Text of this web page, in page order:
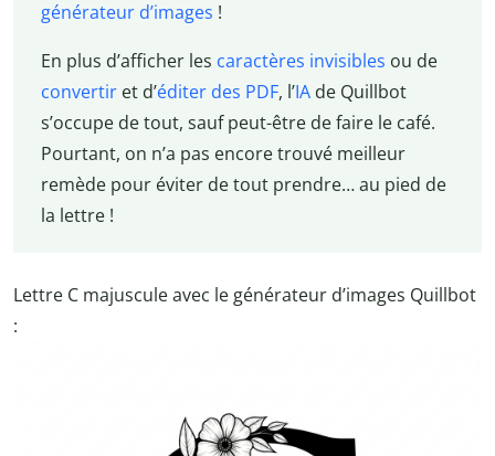
générateur d’images !
En plus d’afficher les caractères invisibles ou de
convertiret d’éditer des PDF, l’IAde Quillbot
s’occupe de tout, sauf peut-être de faire le café.
Pourtant, on n’a pas encore trouvé meilleur
remède pour éviter de tout prendre… au pied de
la lettre !
Lettre C majuscule avec le générateur d’images Quillbot
: